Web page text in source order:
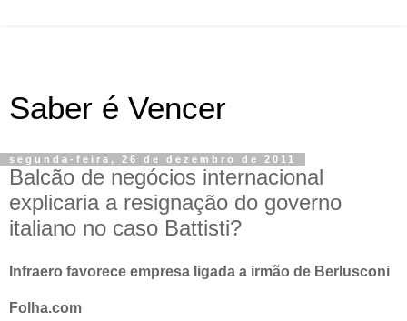
Saber é Vencer
segunda-feira, 26 de dezembro de 2011
Balcão de negócios internacional
explicaria a resignação do governo
italiano no caso Battisti?
Infraero favorece empresa ligada a irmão de Berlusconi
Folha.com